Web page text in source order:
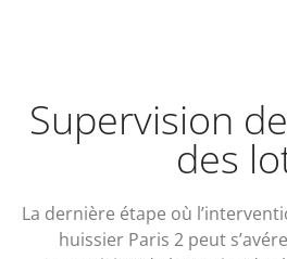
Supervision
des
La dernière étape où
huissier Paris 2 peut